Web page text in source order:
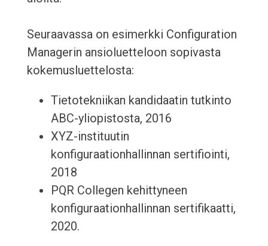
Seuraavassa on esimerkki Configuration
Managerin ansioluetteloon sopivasta
kokemusluettelosta:
Tietotekniikan kandidaatin tutkinto
ABC-yliopistosta, 2016
XYZ-instituutin
konfiguraationhallinnan sertifiointi,
2018
PQR Collegen kehittyneen
konfiguraationhallinnan sertifikaatti,
2020.